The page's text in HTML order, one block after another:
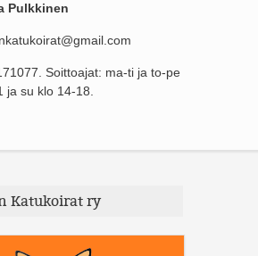
Pulkkinen
Soittoajat: ma-ti ja to-pe
ja su klo 14-18.
Katukoirat ry